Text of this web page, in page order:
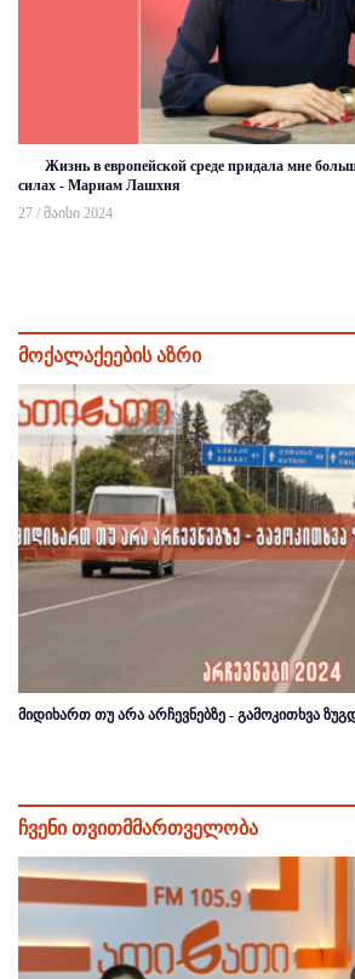
Жизнь в европейской среде придала мне
силах - Мариам Лашхия
27 / მაისი 2024
მოქალაქეების აზრი
მიდიხართ თუ არა არჩევნებზე - გამოკითხვა
ჩვენი თვითმმართველობა